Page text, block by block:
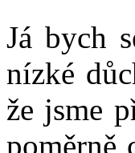
Já bych
nízké
že jsme
poměrně